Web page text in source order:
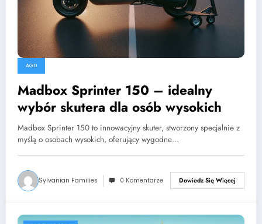
AGD
Madbox Sprinter 150 – idealny
wybór skutera dla osób wysokich
Madbox Sprinter 150 to innowacyjny skuter, stworzony specjalnie z
myślą o osobach wysokich, oferujący wygodne…
Sylvanian Families 0 Komentarze Dowiedz Się Więcej